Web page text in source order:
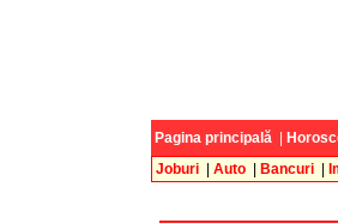
Pagina principală
Joburi
Auto Bancuri